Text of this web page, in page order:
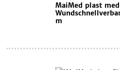
MaiMed plast
m